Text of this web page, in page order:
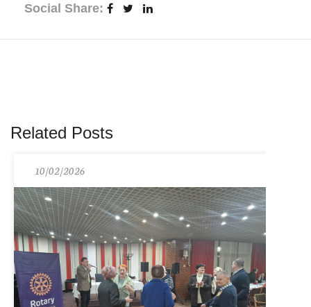
Social Share:
Related Posts
10/02/2026